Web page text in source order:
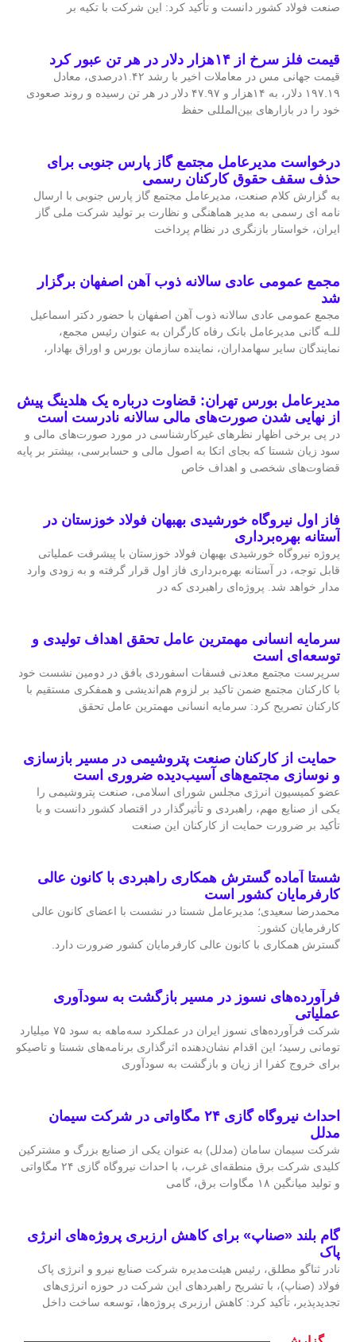
صنعت فولاد کشور دانست و تأکید کرد: این شرکت با تکیه بر
قیمت فلز سرخ از ۱۴هزار دلار در هر تن عبور کرد
قیمت جهانی مس در معاملات اخیر با رشد ۱.۴۲درصدی، معادل
۱۹۷.۱۹ دلار، به ۱۴هزار و ۴۷.۹۷ دلار در هر تن رسیده و روند صعودی
خود را در بازارهای بین‌المللی حفظ
درخواست مدیرعامل مجتمع گاز پارس جنوبی برای
حذف سقف حقوق کارکنان رسمی
به گزارش کلام صنعت، مدیرعامل مجتمع گاز پارس جنوبی با ارسال
نامه ای رسمی به مدیر هماهنگی و نظارت بر تولید شرکت ملی گاز
ایران، خواستار بازنگری در نظام پرداخت
مجمع عمومی عادی سالانه ذوب آهن اصفهان برگزار
شد
مجمع عمومی عادی سالانه ذوب آهن اصفهان با حضور دکتر اسماعیل
للـه گانی مدیرعامل بانک رفاه کارگران به عنوان رئیس مجمع،
نمایندگان سایر سهامداران، نماینده سازمان بورس و اوراق بهادار،
مدیرعامل بورس تهران: قضاوت درباره یک هلدینگ پیش
از نهایی شدن صورت‌های مالی سالانه نادرست است
در پی برخی اظهار نظرهای غیرکارشناسی در مورد صورت‌های مالی و
سود زیان شستا که بجای اتکا به اصول مالی و حسابرسی، بیشتر بر پایه
قضاوت‌‌های شخصی و اهداف خاص
فاز اول نیروگاه خورشیدی بهبهان فولاد خوزستان در
آستانه بهره‌برداری
پروژه نیروگاه خورشیدی بهبهان فولاد خوزستان با پیشرفت عملیاتی
قابل‌ توجه، در آستانه بهره‌برداری فاز اول قرار گرفته و به‌ زودی وارد
مدار خواهد شد. پروژه‌ای راهبردی که در
سرمایه انسانی مهمترین عامل تحقق اهداف تولیدی و
توسعه‌ای است
سرپرست مجتمع معدنی فسفات اسفوردی بافق در دومین نشست خود
با کارکنان مجتمع ضمن تاکید بر لزوم هم‌اندیشی و همفکری مستقیم با
کارکنان تصریح کرد: سرمایه انسانی مهمترین عامل تحقق
حمایت از کارکنان صنعت پتروشیمی در مسیر بازسازی
و نوسازی مجتمع‌های آسیب‌دیده ضروری است
عضو کمیسیون انرژی مجلس شورای اسلامی، صنعت پتروشیمی را
یکی از صنایع مهم، راهبردی و تأثیرگذار در اقتصاد کشور دانست و با
تأکید بر ضرورت حمایت از کارکنان این صنعت
شستا آماده گسترش همکاری راهبردی با کانون عالی
کارفرمایان کشور است
محمدرضا سعیدی؛ مدیرعامل شستا در نشست با اعضای کانون عالی
کارفرمایان کشور:
گسترش همکاری با کانون عالی کارفرمایان کشور ضرورت دارد.
فرآورده‌های نسوز در مسیر بازگشت به سودآوری
عملیاتی
شرکت فرآورده‌های نسوز ایران در عملکرد سه‌ماهه به سود ۷۵ میلیارد
تومانی رسید؛ این اقدام نشان‌دهنده اثرگذاری برنامه‌های شستا و تاصیکو
برای خروج کفرا از زیان و بازگشت به سودآوری
احداث نیروگاه گازی ۲۴ مگاواتی در شرکت سیمان
مدلل
شرکت سیمان سامان (مدلل) به عنوان یکی از صنایع بزرگ و مشترکین
کلیدی شرکت برق منطقه‌ای غرب، با احداث نیروگاه گازی ۲۴ مگاواتی
و تولید میانگین ۱۸ مگاوات برق، گامی
گام بلند «صناپ» برای کاهش ارزبری پروژه‌های انرژی
پاک
نادر ثناگو مطلق، رئیس هیئت‌مدیره شرکت صنایع نیرو و انرژی پاک
فولاد (صناپ)، با تشریح راهبردهای این شرکت در حوزه انرژی‌های
تجدیدپذیر، تأکید کرد: کاهش ارزبری پروژه‌ها، توسعه ساخت داخل